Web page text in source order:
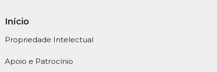
Início
Propriedade Intelectual
Apoio e Patrocínio